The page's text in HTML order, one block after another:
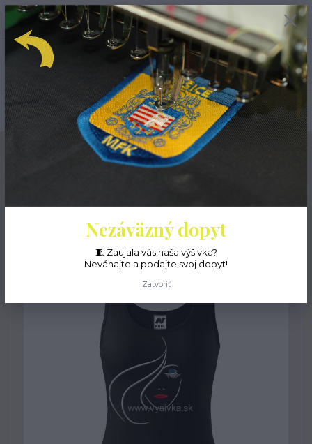
Menu
EUR
Hľadať
+421 55 6771 882
(Po-Pia, 8-16 hod.)
ks
0 EUR
Dámy Dámske tielka Vyšívané dámske tielko MISS
Vyšívané dámske tielko
MISS
Nezáväzný dopyt
🧵 Zaujala vás naša výšivka?
Neváhajte a podajte svoj dopyt!
Zatvoriť